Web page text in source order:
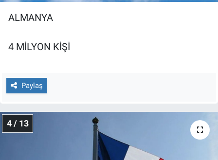
ALMANYA
4 MİLYON KİŞİ
Paylaş
4 / 13